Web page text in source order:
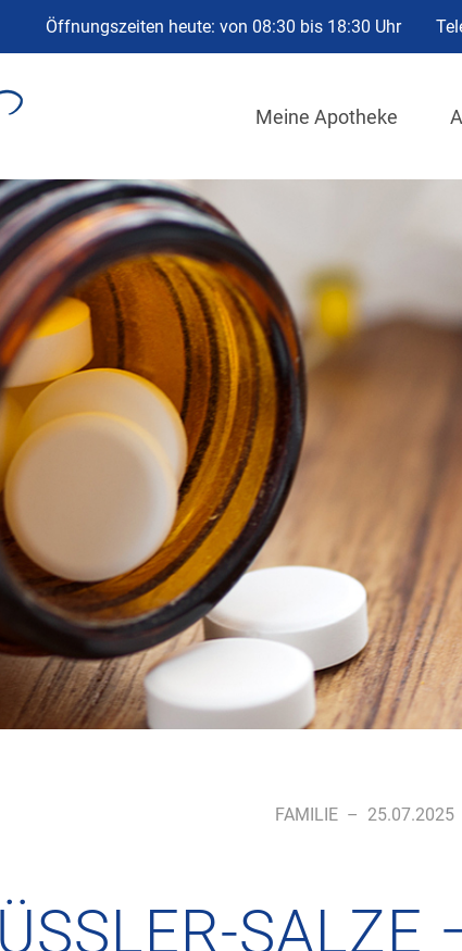
Öffnungszeiten heute: von 08:30 bis 18:30 Uhr
Meine Apotheke
FAMILIE – 25.07.2025
SALZE